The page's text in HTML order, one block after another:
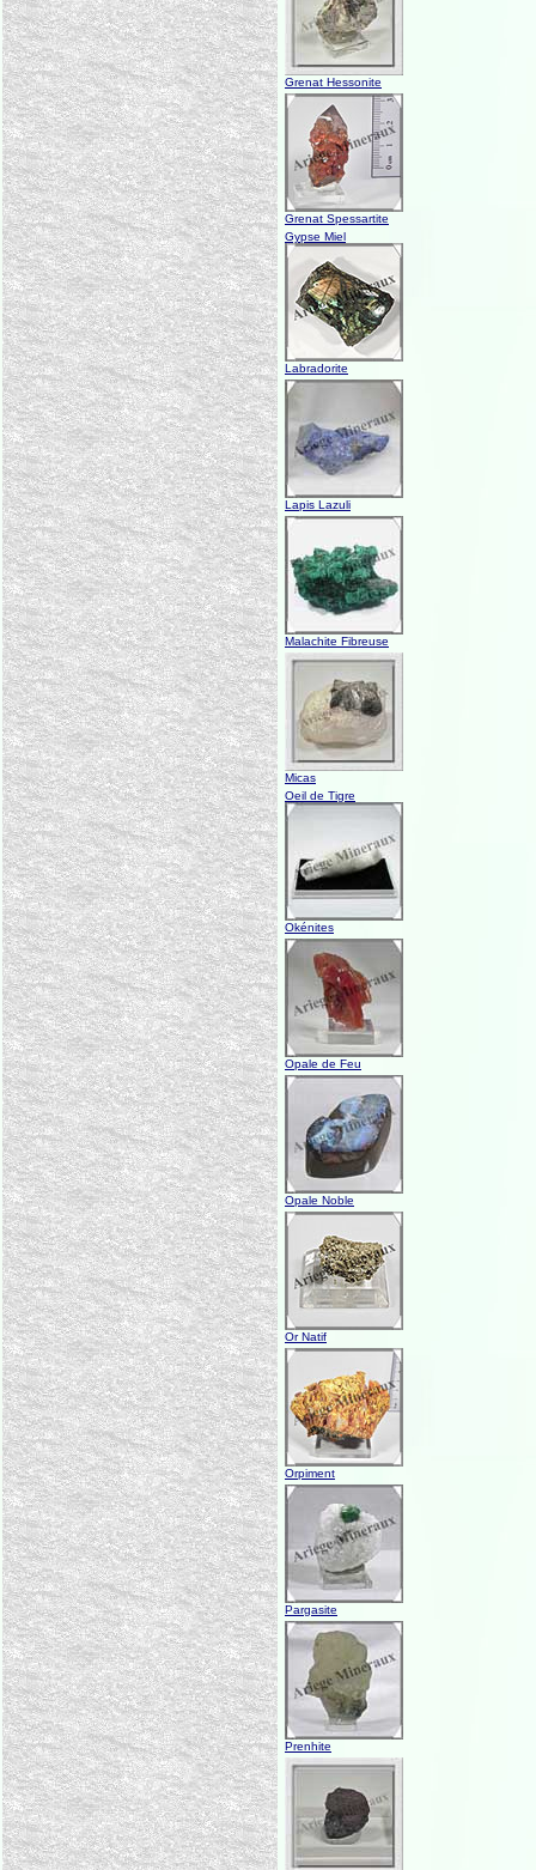
Grenat Hessonite
Grenat Spessartite
Gypse Miel
Labradorite
Lapis Lazuli
Malachite Fibreuse
Micas
Oeil de Tigre
Okénites
Opale de Feu
Opale Noble
Or Natif
Orpiment
Pargasite
Prenhite